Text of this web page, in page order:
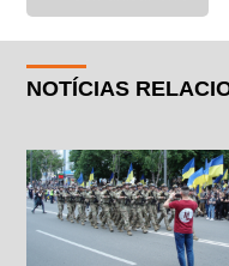
NOTÍCIAS